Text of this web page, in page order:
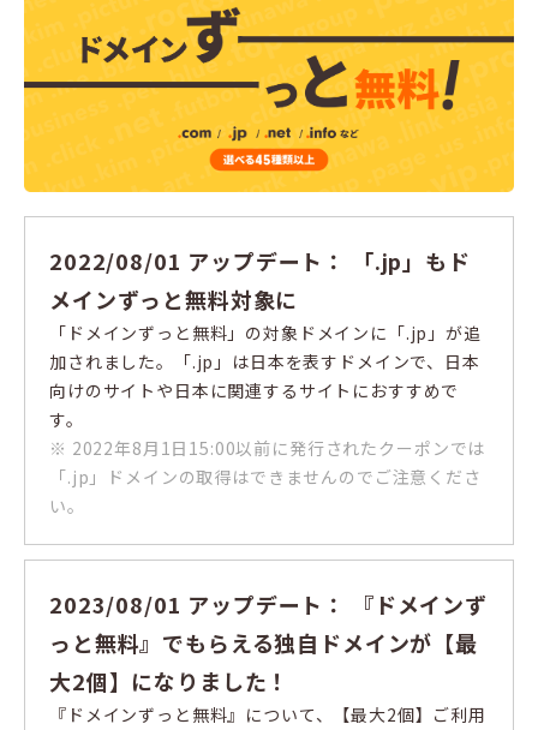
2022/08/01 アップデート： 「.jp」もド
メインずっと無料対象に
「ドメインずっと無料」の対象ドメインに「.jp」が追
加されました。「.jp」は日本を表すドメインで、日本
向けのサイトや日本に関連するサイトにおすすめで
す。
※ 2022年8月1日15:00以前に発行されたクーポンでは
「.jp」ドメインの取得はできませんのでご注意くださ
い。
2023/08/01 アップデート： 『ドメインず
っと無料』でもらえる独自ドメインが【最
大2個】になりました！
『ドメインずっと無料』について、【最大2個】ご利用